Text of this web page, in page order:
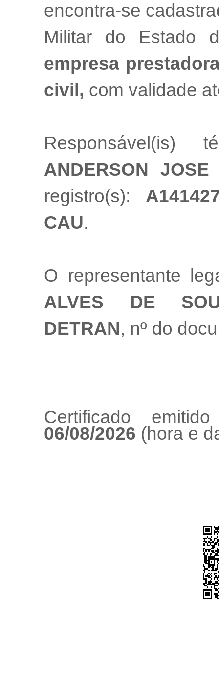
encontra-se
Militar do Estado
empresa
civil, com validade
Responsável(is)
ANDERSON
registro(s):
CAU.
O representante
ALVES DE
DETRAN, nº do
Certificado
06/08/2026 (hora e